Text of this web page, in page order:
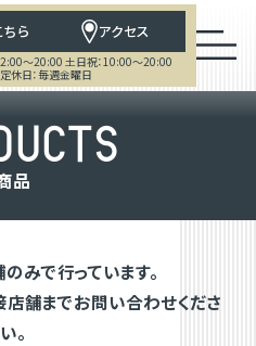
ら アクセス
～20:00 土日祝：10:00～20:00
定休日：毎週金曜日
UCTS
品
みで行っています。
舗までお問い合わせくださ
い。